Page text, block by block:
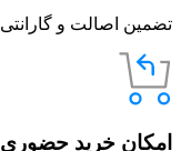
تضمین اصالت و گارانتی
امکان خرید حضوری